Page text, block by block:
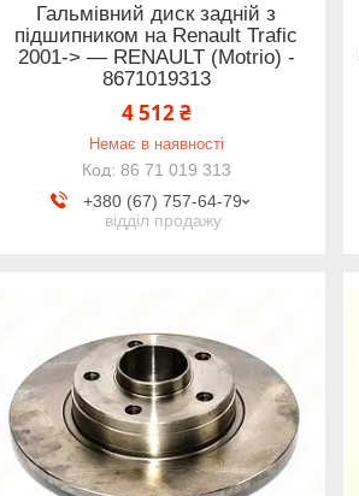
Гальмівний диск задній з
підшипником на Renault Trafic
2001-> — RENAULT (Motrio) -
8671019313
4 512 ₴
Немає в наявності
86 71 019 313
+380 (67) 757-64-79
відділ продажу